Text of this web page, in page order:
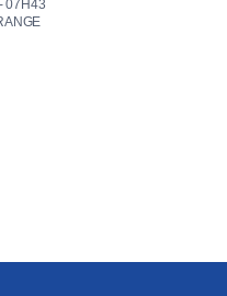
07H43